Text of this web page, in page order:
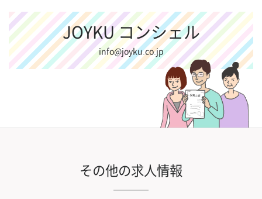
JOYKU コンシェル
info@joyku.co.jp
その他の求人情報